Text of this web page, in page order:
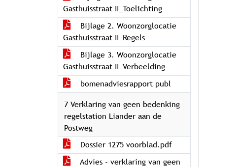
Gasthuisstraat II_Toelichting
Bijlage 2. Woonzorglocatie
Gasthuisstraat II_Regels
Bijlage 3. Woonzorglocatie
Gasthuisstraat II_Verbeelding
bomenadviesrapport publ
7 Verklaring van geen bedenking
regelstation Liander aan de
Postweg
Dossier 1275 voorblad.pdf
Advies - verklaring van geen